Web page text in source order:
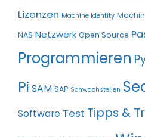
Lizenzen Machine Identity
NAS Netzwerk Open Source
Programmieren
Pi SAM SAP Schwachstellen
Software Test Tipps &